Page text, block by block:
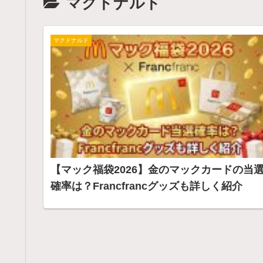
マクドナルド
【マック福袋2026】金のマックカードの当
確率は？Francfrancグッズも詳しく紹介